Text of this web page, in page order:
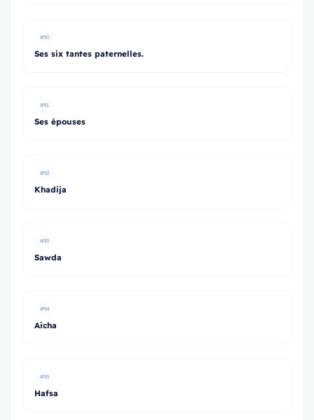
#90
Ses six tantes paternelles.
#91
Ses épouses
#92
Khadija
#93
Sawda
#94
Aicha
#95
Hafsa